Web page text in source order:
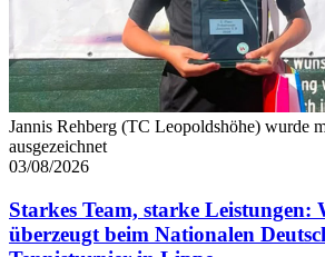
Jannis Rehberg (TC Leopoldshöhe) wurde
ausgezeichnet
03/08/2026
Starkes Team, starke Leistungen:
überzeugt beim Nationalen